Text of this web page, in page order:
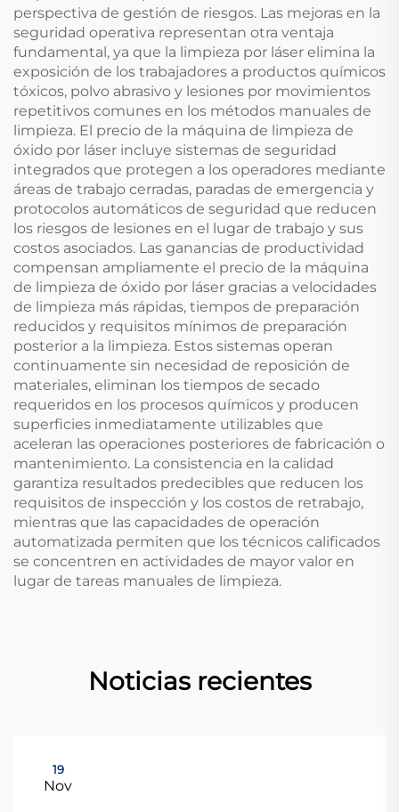
perspectiva de gestión de riesgos. Las mejoras en la
seguridad operativa representan otra ventaja
fundamental, ya que la limpieza por láser elimina la
exposición de los trabajadores a productos químicos
tóxicos, polvo abrasivo y lesiones por movimientos
repetitivos comunes en los métodos manuales de
limpieza. El precio de la máquina de limpieza de
óxido por láser incluye sistemas de seguridad
integrados que protegen a los operadores mediante
áreas de trabajo cerradas, paradas de emergencia y
protocolos automáticos de seguridad que reducen
los riesgos de lesiones en el lugar de trabajo y sus
costos asociados. Las ganancias de productividad
compensan ampliamente el precio de la máquina
de limpieza de óxido por láser gracias a velocidades
de limpieza más rápidas, tiempos de preparación
reducidos y requisitos mínimos de preparación
posterior a la limpieza. Estos sistemas operan
continuamente sin necesidad de reposición de
materiales, eliminan los tiempos de secado
requeridos en los procesos químicos y producen
superficies inmediatamente utilizables que
aceleran las operaciones posteriores de fabricación o
mantenimiento. La consistencia en la calidad
garantiza resultados predecibles que reducen los
requisitos de inspección y los costos de retrabajo,
mientras que las capacidades de operación
automatizada permiten que los técnicos calificados
se concentren en actividades de mayor valor en
lugar de tareas manuales de limpieza.
Noticias recientes
19
Nov